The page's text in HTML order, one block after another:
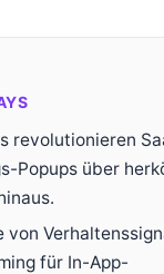
revolutionieren
Popups über
von
für In-App-